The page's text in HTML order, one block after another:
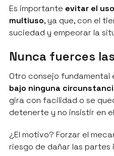
Es importante evitar el
multiuso, ya que, con el
suciedad y empeorar la
Nunca fuerces
Otro consejo fundamental
bajo ninguna
gira con facilidad o se
detenerte y no insistir en
¿El motivo? Forzar el
riesgo de dañar las